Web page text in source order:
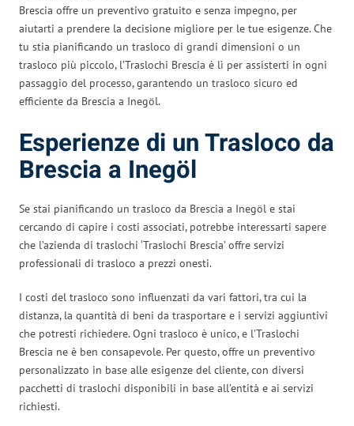
Brescia offre un preventivo gratuito e senza impegno, per
aiutarti a prendere la decisione migliore per le tue esigenze. Che
tu stia pianificando un trasloco di grandi dimensioni o un
trasloco più piccolo, l’Traslochi Brescia è lì per assisterti in ogni
passaggio del processo, garantendo un trasloco sicuro ed
efficiente da Brescia a Inegöl.
Esperienze di un Trasloco da
Brescia a Inegöl
Se stai pianificando un trasloco da Brescia a Inegöl e stai
cercando di capire i costi associati, potrebbe interessarti sapere
che l’azienda di traslochi ‘Traslochi Brescia’ offre servizi
professionali di trasloco a prezzi onesti.
I costi del trasloco sono influenzati da vari fattori, tra cui la
distanza, la quantità di beni da trasportare e i servizi aggiuntivi
che potresti richiedere. Ogni trasloco è unico, e l’Traslochi
Brescia ne è ben consapevole. Per questo, offre un preventivo
personalizzato in base alle esigenze del cliente, con diversi
pacchetti di traslochi disponibili in base all’entità e ai servizi
richiesti.